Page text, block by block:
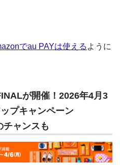
でau PAYは使える ように
が開催！2026年4月3
プキャンペーン
チャンスも